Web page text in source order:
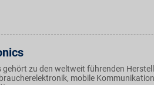
gehört zu den weltweit führenden
mobile